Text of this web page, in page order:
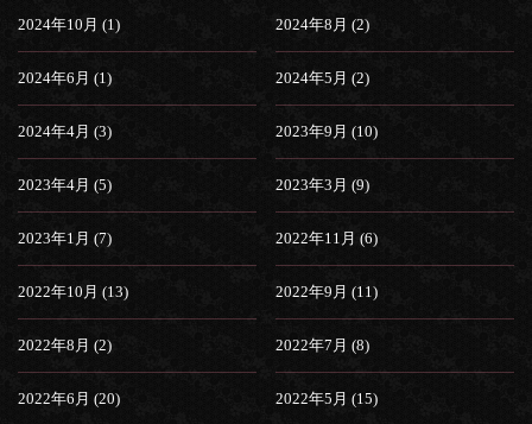
2024年10月 (1) 2024年8月 (2)
2024年6月 (1) 2024年5月 (2)
2024年4月 (3) 2023年9月 (10)
2023年4月 (5) 2023年3月 (9)
2023年1月 (7) 2022年11月 (6)
2022年10月 (13) 2022年9月 (11)
2022年8月 (2) 2022年7月 (8)
2022年6月 (20) 2022年5月 (15)